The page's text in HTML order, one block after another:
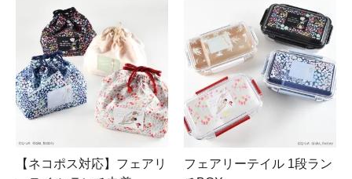
【ネコポス対応】フェアリ
フェアリーテイル 1段ラン